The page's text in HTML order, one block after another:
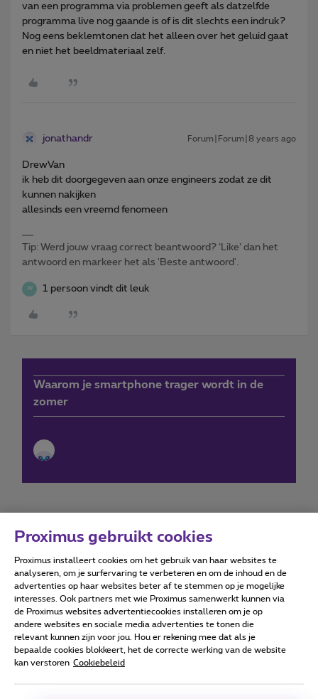
van een programma via problemen geeft als datzelfde
programma live nog gaande is of is dit slechts een indruk?
Nog eens beklemtonen dat het alleen over het geluid gaat
en niet het beeldmateriaal zelf.
jonathandr Forum|Forum|8 years ago
DrewVan
ik heb dit doorgegeven aan onze engineers zodat ze dit
kunnen nakijken
allesinds een vreemd fenomeen
Tip: Werd jouw vraag correct beantwoord? ‘Like’ dan het
antwoord en markeer het als 'Beste antwoord'.
W 1 persoon vindt dit leuk
Waarom je smartphone trager wordt in de
zomer
Forumvoorwaarden Accessibility statement
Alle rechten voorbehouden. © Proximus
Algemene voorwaarden, consumenteninfo
Proximus gebruikt cookies
Proximus installeert cookies om het gebruik van haar websites te
analyseren, om je surfervaring te verbeteren en om de inhoud en de
advertenties op haar websites beter af te stemmen op je mogelijke
interesses. Ook partners met wie Proximus samenwerkt kunnen via
de Proximus websites advertentiecookies installeren om je op
andere websites en sociale media advertenties te tonen die
relevant kunnen zijn voor jou. Hou er rekening mee dat als je
bepaalde cookies blokkeert, het de correcte werking van de website
kan verstoren Cookiebeleid